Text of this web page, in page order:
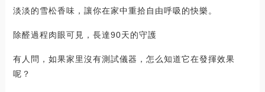
淡淡的雪松香味，讓你在家中重拾自由呼吸的快樂。
除醛過程肉眼可見，長達90天的守護
有人問，如果家里沒有測試儀器，怎么知道它在發揮效果
呢？